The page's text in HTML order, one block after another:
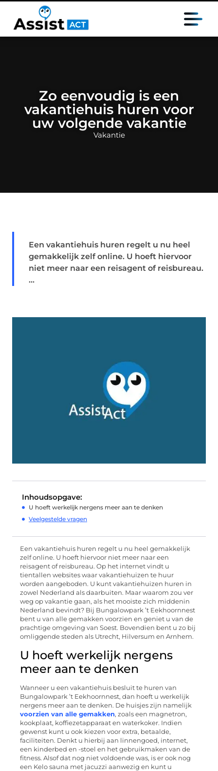
Zo eenvoudig is een
vakantiehuis huren voor
uw volgende vakantie
Vakantie
Een vakantiehuis huren regelt u nu heel
gemakkelijk zelf online. U hoeft hiervoor
niet meer naar een reisagent of reisbureau.
...
Inhoudsopgave:
U hoeft werkelijk nergens meer aan te denken
Veelgestelde vragen
Een vakantiehuis huren regelt u nu heel gemakkelijk
zelf online. U hoeft hiervoor niet meer naar een
reisagent of reisbureau. Op het internet vindt u
tientallen websites waar vakantiehuizen te huur
worden aangeboden. U kunt vakantiehuizen huren in
zowel Nederland als daarbuiten. Maar waarom zou ver
weg op vakantie gaan, als het mooiste zich middenin
Nederland bevindt? Bij Bungalowpark ’t Eekhoornnest
bent u van alle gemakken voorzien en geniet u van de
prachtige omgeving van Soest. Bovendien bent u zo bij
omliggende steden als Utrecht, Hilversum en Arnhem.
U hoeft werkelijk nergens
meer aan te denken
Wanneer u een vakantiehuis besluit te huren van
Bungalowpark ’t Eekhoornnest, dan hoeft u werkelijk
nergens meer aan te denken. De huisjes zijn namelijk
voorzien van alle gemakken, zoals een magnetron,
kookplaat, koffiezetapparaat en waterkoker. Indien
gewenst kunt u ook kiezen voor extra, betaalde,
faciliteiten. Denkt u hierbij aan linnengoed, internet,
een kinderbed en -stoel en het gebruikmaken van de
fitness. Alsof dat nog niet voldoende was, is er ook nog
een Kelo sauna met jacuzzi aanwezig en kunt u